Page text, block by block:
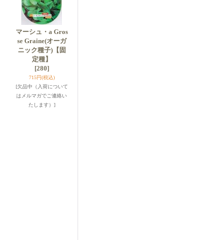
マーシュ・a Gros
se Graine(オーガ
ニック種子)【固
定種】
[280]
715円(税込)
[欠品中（入荷について
はメルマガでご連絡い
たします）]